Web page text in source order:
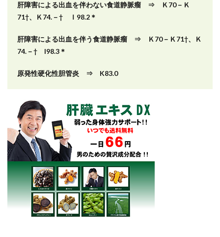
肝障害による出血を伴わない食道静脈瘤 ⇒ Ｋ70－Ｋ
71†、Ｋ74.－† Ｉ98.2＊
肝障害による出血を伴う食道静脈瘤 ⇒ Ｋ70－Ｋ71†、Ｋ
74.－† I98.3＊
原発性硬化性胆管炎 ⇒ K83.0